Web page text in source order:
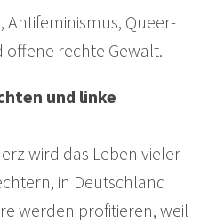
Antifeminismus, Queer-
rechte Gewalt.
und linke
wird das Leben vieler
in Deutschland
werden profitieren, weil